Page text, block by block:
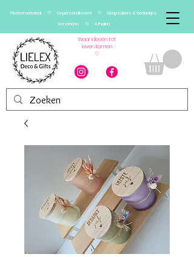
Plottermateriaal ♡ Gepersonaliseerd ♡ Doopsuikers & bedankjes
Verzenden ♡ Afhalen
Waar ideeën tot
leven komen
♡